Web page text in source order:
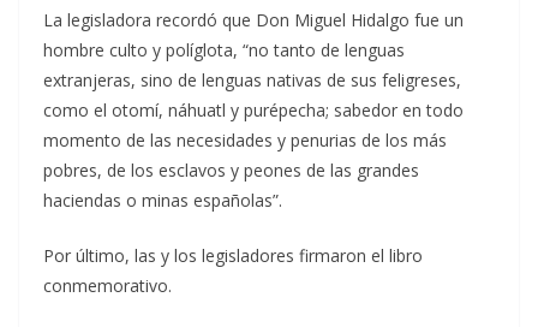
La legisladora recordó que Don Miguel Hidalgo fue un
hombre culto y políglota, “no tanto de lenguas
extranjeras, sino de lenguas nativas de sus feligreses,
como el otomí, náhuatl y purépecha; sabedor en todo
momento de las necesidades y penurias de los más
pobres, de los esclavos y peones de las grandes
haciendas o minas españolas”.
Por último, las y los legisladores firmaron el libro
conmemorativo.